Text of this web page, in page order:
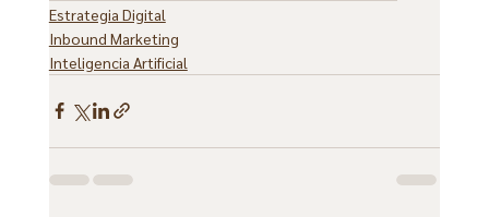
Estrategia Digital
Inbound Marketing
Inteligencia Artificial